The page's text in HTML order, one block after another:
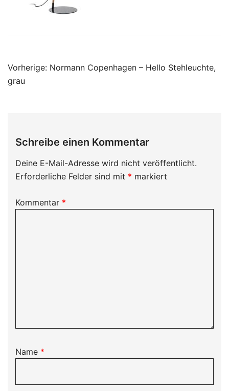
Beitragsnavigation
Vorherige: Normann Copenhagen – Hello Stehleuchte,
grau
Schreibe einen Kommentar
Deine E-Mail-Adresse wird nicht veröffentlicht.
Erforderliche Felder sind mit * markiert
Kommentar *
Name *